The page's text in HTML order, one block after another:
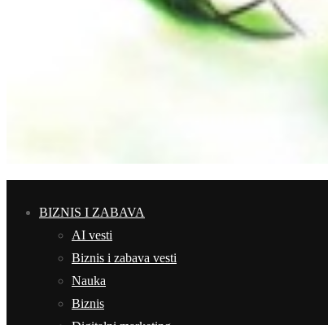
BIZNIS I ZABAVA
AI vesti
Biznis i zabava vesti
Nauka
Biznis